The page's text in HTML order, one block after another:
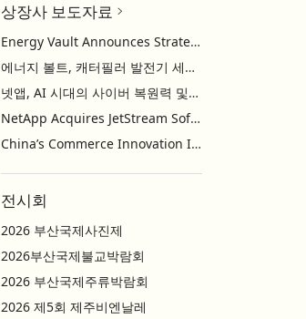
상장사 보도자료
Energy Vault Announces Strategic Agreement to Deploy 1.25 GW of Integrated Power Infrastructure for Hyperscaler AI Data Center with Leading Power Generation EPC Deploying Caterpillar Gensets
에너지 볼트, 캐터필러 발전기 세트 배치 중인 선도적인 발전 EPC를 통해 하이퍼스케일러 AI 데이터센터를 위한 1.25 GW 통합 전력 인프라 구축을 위한 전략적 계약 체결
넷앱, AI 시대의 사이버 복원력 및 데이터 보호 강화를 위해 젯스트림 소프트웨어 인수
NetApp Acquires JetStream Software to Advance Cyber Resilience and Data Protection for the AI Era
China’s Commerce Innovation Is Reshaping Global Retail
전시회
2026 부산국제사진제
2026부산국제불교박람회
2026 부산국제주류박람회
2026 제5회 제주비엔날레